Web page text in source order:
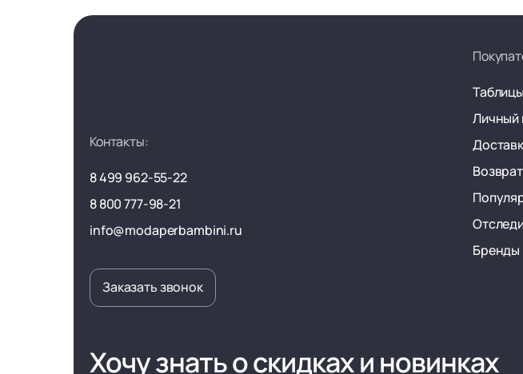
Контакты:
8 499 962-55-22
8 800 777-98-21
info@modaperbambini.ru
Заказать звонок
Личный
Бренды
Хочу знать о скидках и новинках